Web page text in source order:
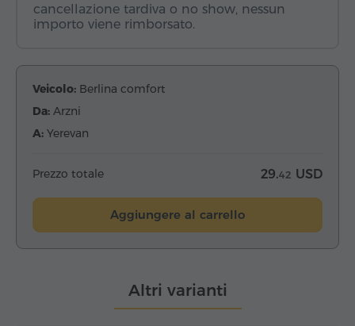
cancellazione tardiva o no show, nessun
importo viene rimborsato.
Veicolo: Berlina comfort
Da: Arzni
A: Yerevan
Prezzo totale 29.42 USD
Aggiungere al carrello
Altri varianti